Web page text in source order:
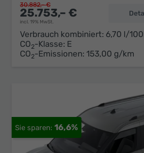
25.753,– €
incl. 19% MwSt.
30.882,– €
Verbrauch kombiniert: 6,70 l/
CO2-Klasse: E
CO2-Emissionen: 153,00 g/km
16,6%